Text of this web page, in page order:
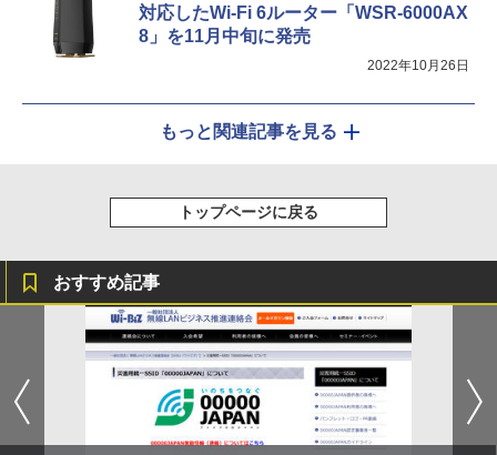
対応したWi-Fi 6ルーター「WSR-6000AX
8」を11月中旬に発売
2022年10月26日
もっと関連記事を見る
トップページに戻る
おすすめ記事